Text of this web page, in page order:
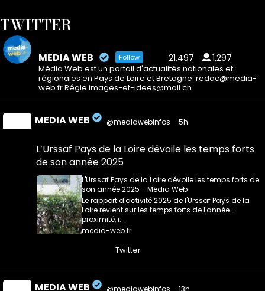
TWITTER
MEDIA WEB Follow 21,497 1,297
Média Web est un portail d'actualités nationales et
régionales en Pays de Loire et Bretagne. redac@media-
web.fr Régie images-et-idees@mail.ch
MEDIA WEB @mediawebinfos 5h
L’Urssaf Pays de la Loire dévoile les temps forts
de son année 2025
L'Urssaf Pays de la Loire dévoile les temps forts de
son année 2025 - Média Web
Le rapport d'activité 2025 de l'Urssaf Pays de la
Loire revient sur les temps forts de l'année :
proximité, i...
media-web.fr
Twitter
MEDIA WEB @mediawebinfos 13h